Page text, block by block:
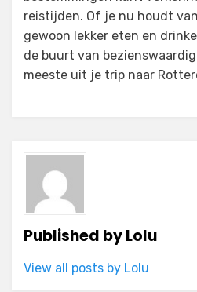
reistijden. Of je nu houdt
gewoon lekker eten en
de buurt van
meeste uit je trip naar
Published byLolu
View all posts by Lolu